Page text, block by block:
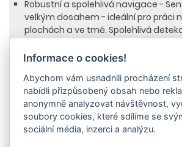
Robustní a spolehlivá navigace -
velkým dosahem - ideální pro práci
plochách a ve tmě. Spolehlivá
senzory pro sledování stěn a senzory
Vyvinuto pro komerční provoz,
mezinárodní normy. Certifikát
normy IEC 63327.
Oblasti použití
Informace o cookies!
Abychom vám usnadnili procházení
nabídli přizpůsobený obsah nebo
anonymně analyzovat návštěvnost,
soubory cookies, které sdílíme se
sociální média, inzerci a analýzu.